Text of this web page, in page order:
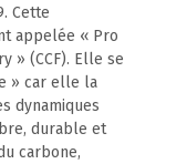
Cette
appelée « Pro
Elle se
» car elle la
dynamiques
durable et
carbone,